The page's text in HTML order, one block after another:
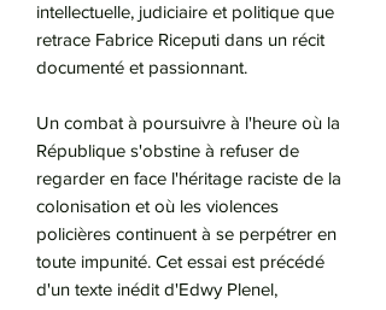
intellectuelle, judiciaire et politique que
retrace Fabrice Riceputi dans un récit
documenté et passionnant.
Un combat à poursuivre à l'heure où la
République s'obstine à refuser de
regarder en face l'héritage raciste de la
colonisation et où les violences
policières continuent à se perpétrer en
toute impunité. Cet essai est précédé
d'un texte inédit d'Edwy Plenel,